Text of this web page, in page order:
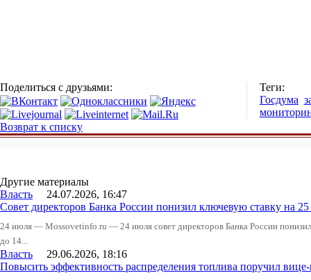
Поделиться с друзьями:
Теги:
Госдума
Возврат к списку
Другие материалы
Власть 24.07.2026, 16:47
Совет директоров Банка России понизил ключевую ставку на
24 июля — Mossovetinfo.ru — 24 июля совет директоров Банка России
до 14...
Власть 29.06.2026, 18:16
Повысить эффективность распределения топлива поручил